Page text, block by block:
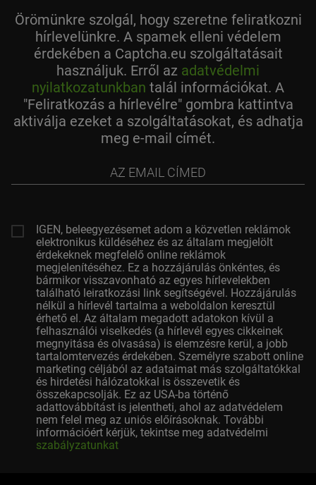
Örömünkre szolgál, hogy szeretne feliratkozni
hírlevelünkre. A spamek elleni védelem
érdekében a Captcha.eu szolgáltatásait
használjuk. Erről az adatvédelmi
nyilatkozatunkban talál információkat. A
"Feliratkozás a hírlevélre" gombra kattintva
aktiválja ezeket a szolgáltatásokat, és adhatja
meg e-mail címét.
címed
IGEN, beleegyezésemet adom a közvetlen reklámok
elektronikus küldéséhez és az általam megjelölt
érdekeknek megfelelő online reklámok
megjelenítéséhez. Ez a hozzájárulás önkéntes, és
bármikor visszavonható az egyes hírlevelekben
található leiratkozási link segítségével. Hozzájárulás
nélkül a hírlevél tartalma a weboldalon keresztül
érhető el. Az általam megadott adatokon kívül a
felhasználói viselkedés (a hírlevél egyes cikkeinek
megnyitása és olvasása) is elemzésre kerül, a jobb
tartalomtervezés érdekében. Személyre szabott online
marketing céljából az adataimat más szolgáltatókkal
és hirdetési hálózatokkal is összevetik és
összekapcsolják. Ez az USA-ba történő
adattovábbítást is jelentheti, ahol az adatvédelem
nem felel meg az uniós előírásoknak. További
információért kérjük, tekintse meg adatvédelmi
szabályzatunkat